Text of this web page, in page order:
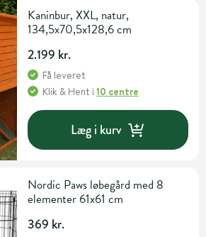
Kaninbur, XXL, natur,
134,5x70,5x128,6 cm
2.199 kr.
Få leveret
Klik & Hent i10 centre
Læg i kurv
Nordic Paws løbegård med 8
elementer 61x61 cm
369 kr.